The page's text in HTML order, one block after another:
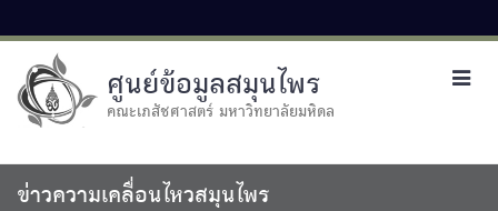
ศูนย์ข้อมูลสมุนไพร
คณะเภสัชศาสตร์ มหาวิทยาลัยมหิดล
ข่าวความเคลื่อนไหวสมุนไพร